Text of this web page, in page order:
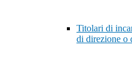
Titolari di
di direzione o